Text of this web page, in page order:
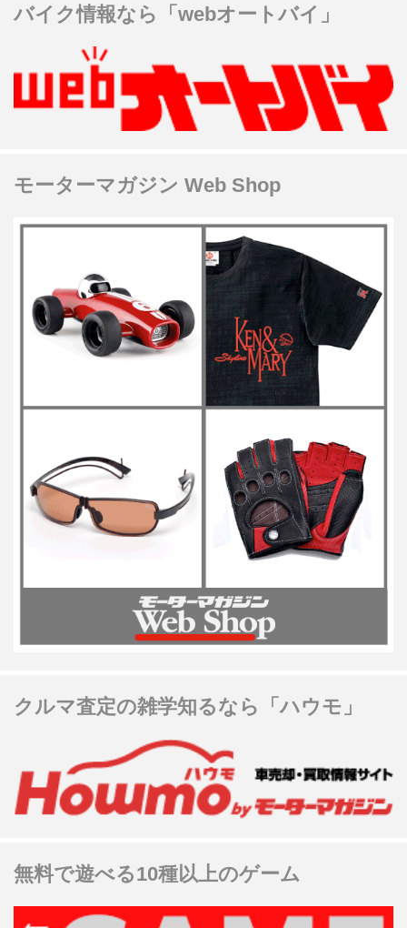
バイク情報なら「webオートバイ」
モーターマガジン Web Shop
クルマ査定の雑学知るなら「ハウモ」
無料で遊べる10種以上のゲーム